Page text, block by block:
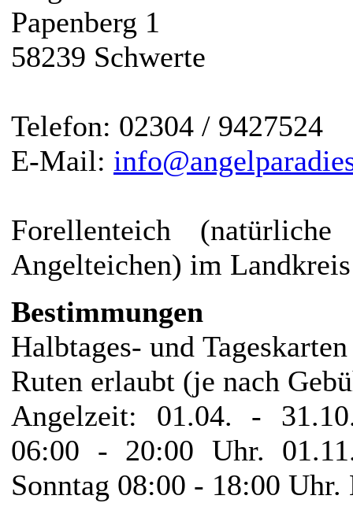
Papenberg 1
58239 Schwerte
Telefon: 02304 / 9427524
E-Mail:
Forellenteich
Angelteichen) im
Bestimmungen
Halbtages- und
Ruten erlaubt (je nach
Angelzeit: 01.04. -
06:00 - 20:00 Uhr.
Sonntag 08:00 - 18:00